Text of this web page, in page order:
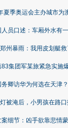
夏季奥运会主办城市为
员口述：车厢外水有
州暴雨：我用皮划艇
集团军某旅紧急实施
卿访华为何选在天津
被淹后，小男孩在路
细节：凶手欲靠悲情